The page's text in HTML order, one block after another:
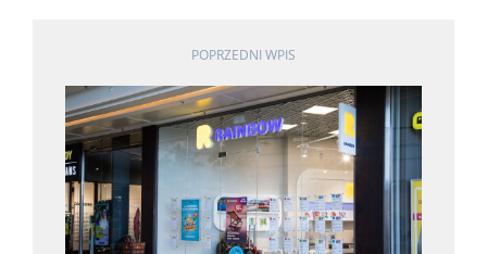
POPRZEDNI WPIS